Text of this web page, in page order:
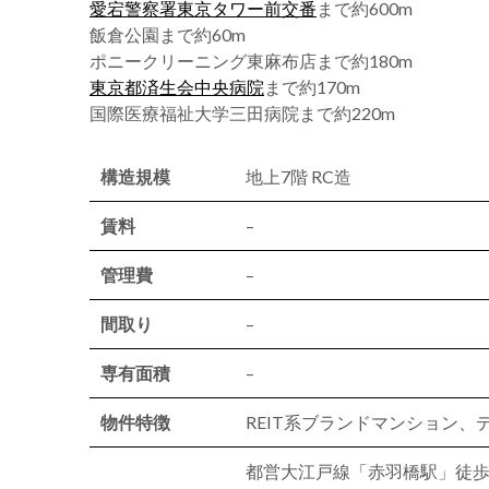
愛宕警察署東京タワー前交番 まで約600m
飯倉公園まで約60m
ポニークリーニング東麻布店まで約180m
東京都済生会中央病院 まで約170m
国際医療福祉大学三田病院まで約220m
構造規模 地上7階 RC造
賃料 –
管理費 –
間取り –
専有面積 –
物件特徴 REIT系ブランドマンション、
都営大江戸線「赤羽橋駅」徒